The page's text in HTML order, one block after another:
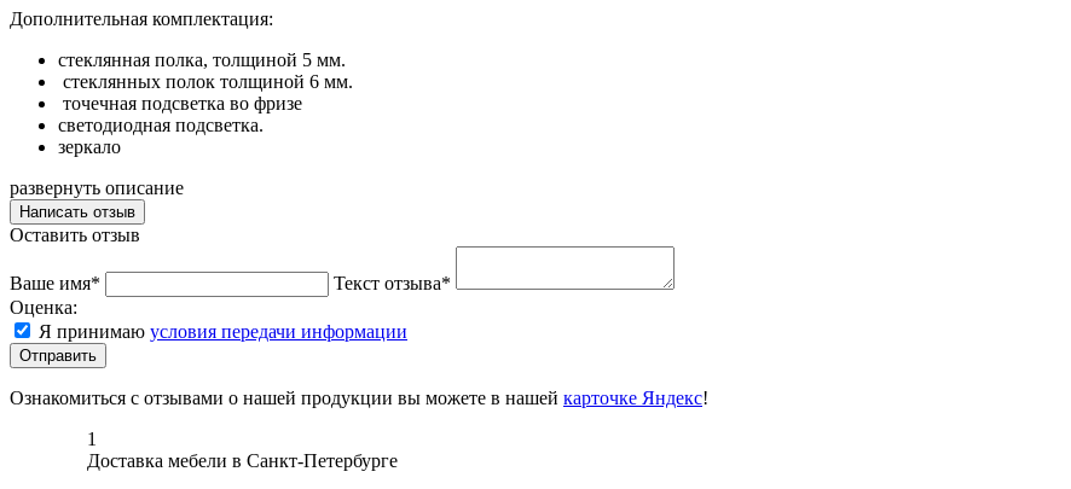
Дополнительная комплектация:
стеклянная полка, толщиной 5 мм.
стеклянных полок толщиной 6 мм.
точечная подсветка во фризе
светодиодная подсветка.
зеркало
развернуть описание
Написать отзыв
Оставить отзыв
Ваше имя*
Текст отзыва*
Оценка:
Я принимаю условия передачи информации
Отправить
Ознакомиться с отзывами о нашей продукции вы можете в нашей карточке Яндекс!
1
Доставка мебели в Санкт-Петербурге